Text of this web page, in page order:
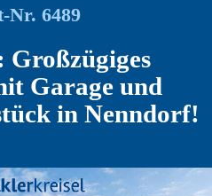
Nr. 6489
Großzügiges
Garage und
in Nenndorf!